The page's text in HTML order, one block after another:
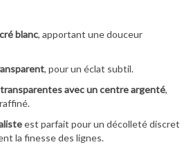
blanc, apportant une douceur
, pour un éclat subtil.
avec un centre argenté,
est parfait pour un décolleté discret
la finesse des lignes.